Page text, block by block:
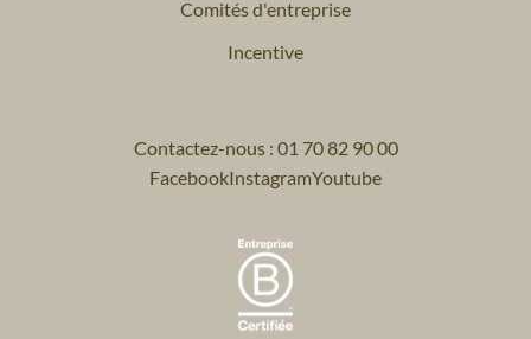
Comités d'entreprise
Incentive
Contactez-nous : 01 70 82 90 00
FacebookInstagramYoutube